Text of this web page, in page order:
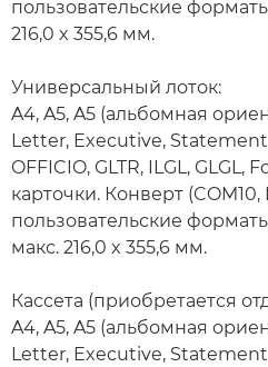
пользовательские
216,0 x 355,6 мм.
Универсальный лоток:
A4, A5, A5 (альбомная
Letter, Executive,
OFFICIO, GLTR, ILGL, GLGL,
карточки. Конверт (COM10,
пользовательские
макс. 216,0 x 355,6 мм.
Кассета (приобретается
A4, A5, A5 (альбомная
Letter, Executive,